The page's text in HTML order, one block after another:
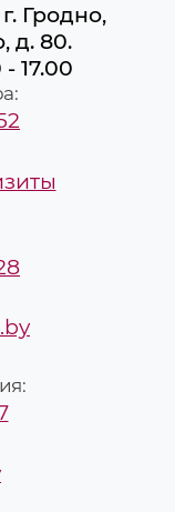
Гродно,
д. 80.
17.00